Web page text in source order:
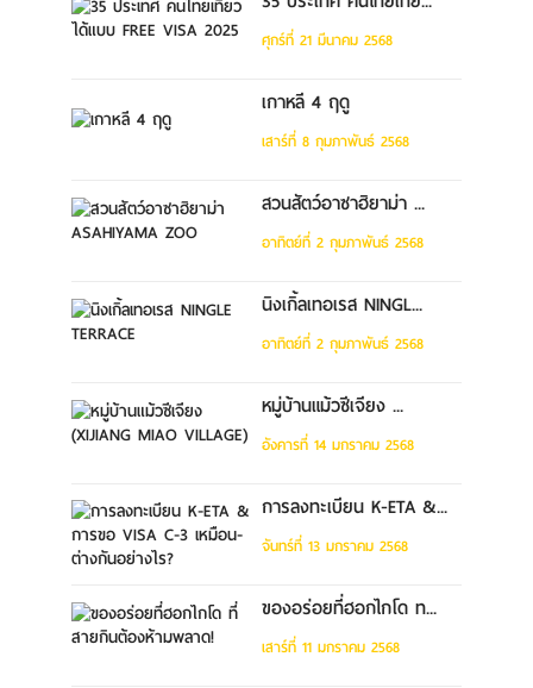
ศุกร์ที่ 21 มีนาคม 2568
เกาหลี 4 ฤดู
เสาร์ที่ 8 กุมภาพันธ์ 2568
สวนสัตว์อาซาฮิยาม่า ...
อาทิตย์ที่ 2 กุมภาพันธ์ 2568
นิงเกิ้ลเทอเรส NINGL...
อาทิตย์ที่ 2 กุมภาพันธ์ 2568
หมู่บ้านแม้วซีเจียง ...
อังคารที่ 14 มกราคม 2568
การลงทะเบียน K-ETA &...
จันทร์ที่ 13 มกราคม 2568
ของอร่อยที่ฮอกไกโด ท...
เสาร์ที่ 11 มกราคม 2568